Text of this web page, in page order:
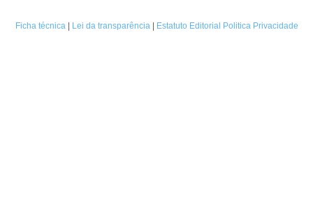
Ficha técnica| Lei da transparência| Estatuto Editorial Politica Privacidade